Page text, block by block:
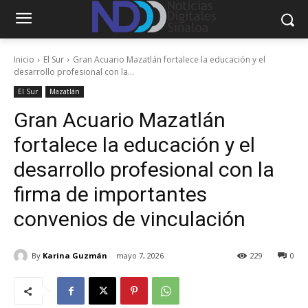
Inicio El Sur
Gran Acuario Mazatlán fortalece la educación y el
desarrollo profesional con la...
El Sur Mazatlán
Gran Acuario Mazatlán
fortalece la educación y el
desarrollo profesional con la
firma de importantes
convenios de vinculación
By Karina Guzmán mayo 7, 2026 0
229